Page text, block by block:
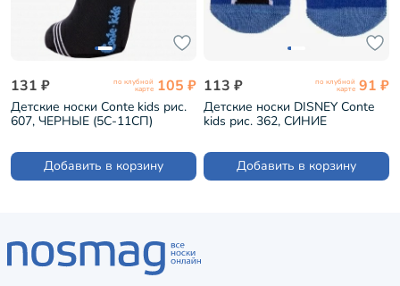
131 ₽ по клубной
карте 105 ₽
Детские носки Conte kids рис.
607, ЧЕРНЫЕ (5С-11СП)
Добавить в корзину
113 ₽ по клубной
карте 91 ₽
Детские носки DISNEY Conte
kids рис. 362, СИНИЕ
Добавить в корзину